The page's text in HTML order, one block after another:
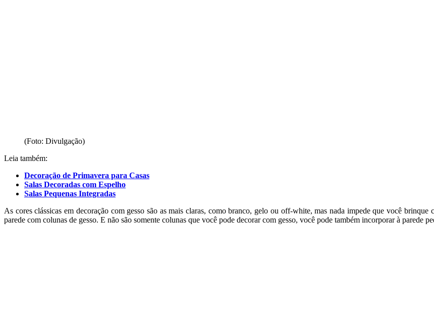
(Foto: Divulgação)
Leia também:
Decoração de Primavera para Casas
Salas Decoradas com Espelho
Salas Pequenas Integradas
As cores clássicas em decoração com gesso são as mais claras, como branco, gelo ou off-white, mas nada impede que você
parede com colunas de gesso. E não são somente colunas que você pode decorar com gesso, você pode também incorporar à parede